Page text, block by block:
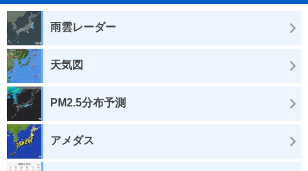
雨雲レーダー
天気図
PM2.5分布予測
アメダス